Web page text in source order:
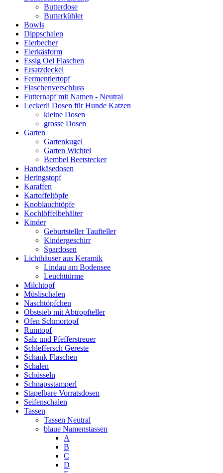
Butterdose
Butterkühler
Bowls
Dippschalen
Eierbecher
Eierkäsform
Essig Oel Flaschen
Ersatzdeckel
Fermentiertopf
Flaschenverschluss
Futternapf mit Namen - Neutral
Leckerli Dosen für Hunde Katzen
kleine Dosen
grosse Dosen
Garten
Gartenkugel
Garten Wichtel
Bembel Beetstecker
Handkäsedosen
Heringstopf
Karaffen
Kartoffeltöpfe
Knoblauchtöpfe
Kochlöffelbehälter
Kinder
Geburtsteller Taufteller
Kindergeschirr
Spardosen
Lichthäuser aus Keramik
Lindau am Bodensee
Leuchttürme
Milchtopf
Müslischalen
Naschtöpfchen
Obstsieb mit Abtropfteller
Ofen Schmortopf
Rumtopf
Salz und Pfefferstreuer
Schleffersch Gereste
Schank Flaschen
Schalen
Schüsseln
Schnapsstamperl
Stapelbare Vorratsdosen
Seifenschalen
Tassen
Tassen Neutral
blaue Namenstassen
A
B
C
D